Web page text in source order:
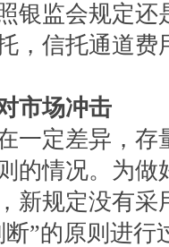
银监会规定还
，信托通道费
市场冲击
定差异，存
的情况。为做
新规定没有采
”的原则进行